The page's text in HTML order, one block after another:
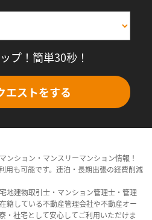
プ！簡単30秒！
エストをする
ンション・マンスリーマンション情報！
用も可能です。連泊・長期出張の経費削減
地建物取引士・マンション管理士・管理
籍している不動産管理会社や不動産オー
・社宅として安心してご利用いただけま